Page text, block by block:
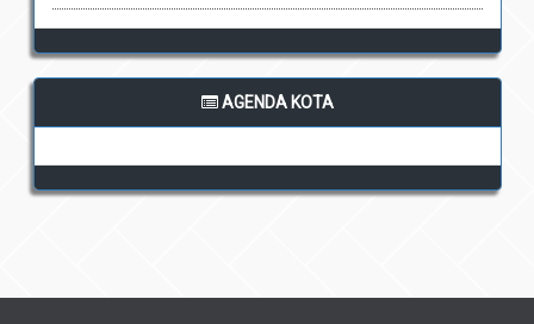
AGENDA KOTA